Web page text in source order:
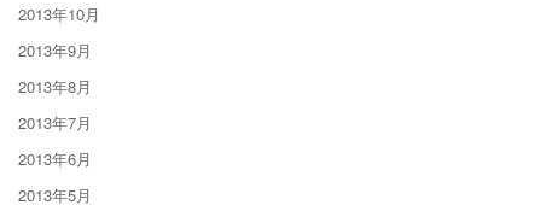
2013年10月
2013年9月
2013年8月
2013年7月
2013年6月
2013年5月